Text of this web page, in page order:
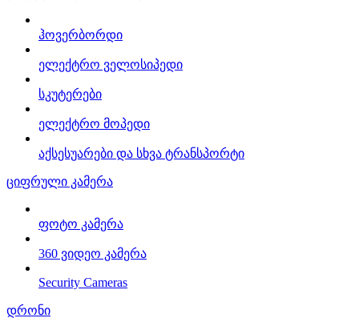
ჰოვერბორდი
ელექტრო ველოსიპედი
სკუტერები
ელექტრო მოპედი
აქსესუარები და სხვა ტრანსპორტი
ციფრული კამერა
ფოტო კამერა
360 ვიდეო კამერა
Security Cameras
დრონი